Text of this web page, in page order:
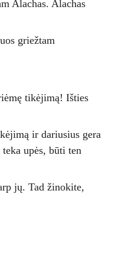
Alachas. Alachas
griežtam
tikėjimą! Išties
ir dariusius gera
upės, būti ten
jų. Tad žinokite,